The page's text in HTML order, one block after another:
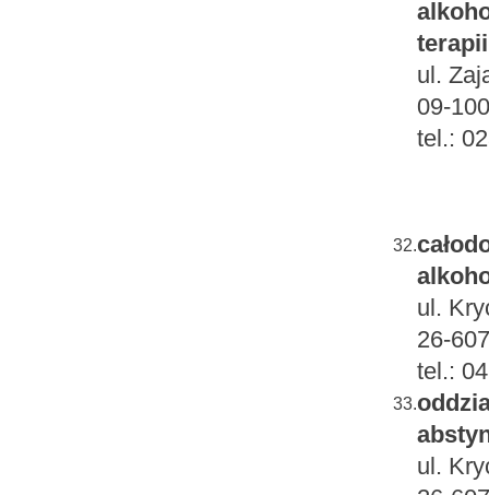
ul.
09-
tel.:
32.
ul.
26-
tel.:
33.
ul.